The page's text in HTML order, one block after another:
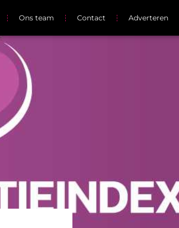
Ons team Contact Adverteren